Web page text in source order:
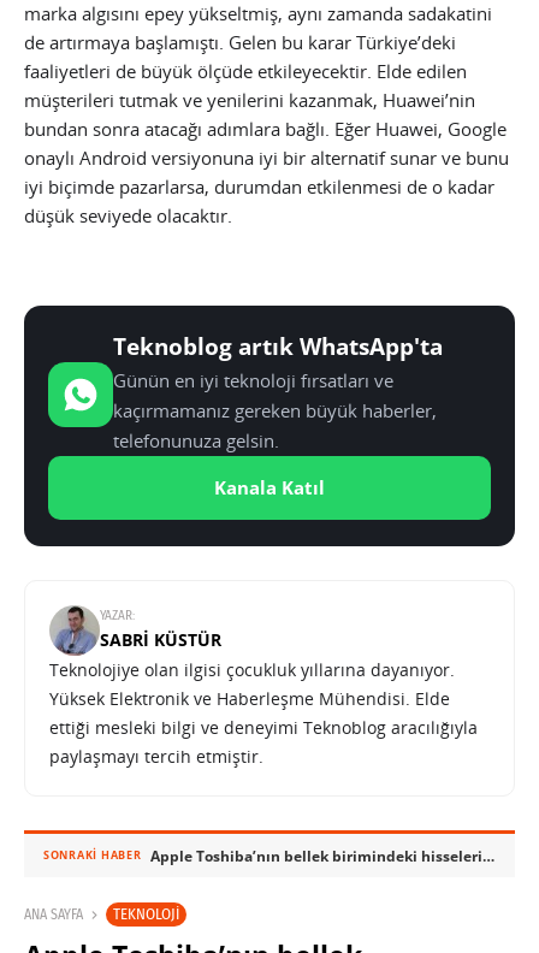
marka algısını epey yükseltmiş, aynı zamanda sadakatini
de artırmaya başlamıştı. Gelen bu karar Türkiye’deki
faaliyetleri de büyük ölçüde etkileyecektir. Elde edilen
müşterileri tutmak ve yenilerini kazanmak, Huawei’nin
bundan sonra atacağı adımlara bağlı. Eğer Huawei, Google
onaylı Android versiyonuna iyi bir alternatif sunar ve bunu
iyi biçimde pazarlarsa, durumdan etkilenmesi de o kadar
düşük seviyede olacaktır.
Teknoblog artık WhatsApp'ta
Günün en iyi teknoloji fırsatları ve
kaçırmamanız gereken büyük haberler,
telefonunuza gelsin.
Kanala Katıl
YAZAR:
SABRI KÜSTÜR
Teknolojiye olan ilgisi çocukluk yıllarına dayanıyor.
Yüksek Elektronik ve Haberleşme Mühendisi. Elde
ettiği mesleki bilgi ve deneyimi Teknoblog aracılığıyla
paylaşmayı tercih etmiştir.
SONRAKI HABER Apple Toshiba’nın bellek birimindeki hisselerini satıyor
ANA SAYFA TEKNOLOJI